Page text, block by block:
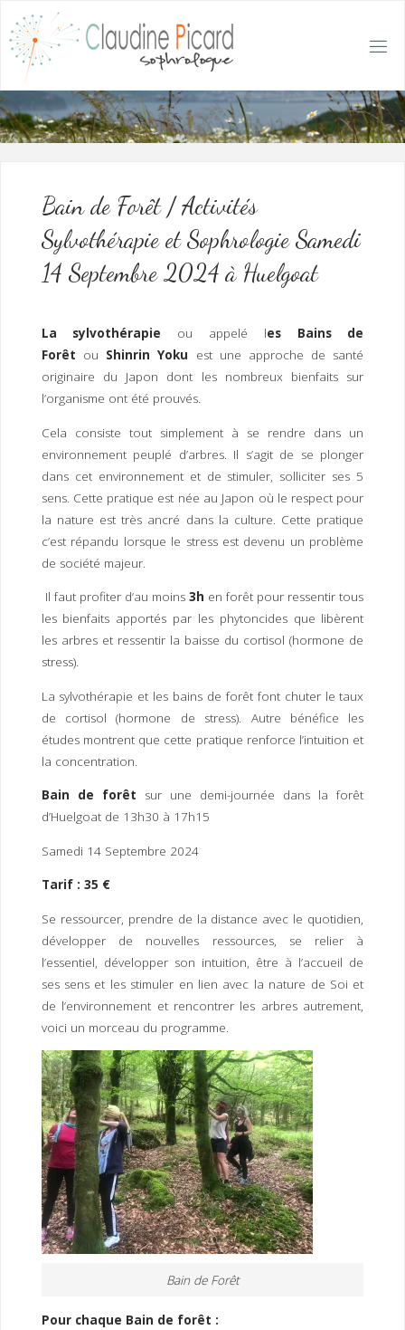
content
DIN
E
CAR
D :
/S
PHR
OL
OG
UE
N
APE
UTE
ER
Bain de Forêt / Activités
Sylvothérapie et Sophrologie Samedi
14 Septembre 2024 à Huelgoat
La sylvothérapie ou appelé les Bains de
Forêt ou Shinrin Yoku est une approche de santé
originaire du Japon dont les nombreux bienfaits sur
l’organisme ont été prouvés.
Cela consiste tout simplement à se rendre dans un
environnement peuplé d’arbres. Il s’agit de se plonger
dans cet environnement et de stimuler, solliciter ses 5
sens. Cette pratique est née au Japon où le respect pour
la nature est très ancré dans la culture. Cette pratique
c’est répandu lorsque le stress est devenu un problème
de société majeur.
Il faut profiter d’au moins3h en forêt pour ressentir tous
les bienfaits apportés par les phytoncides que libèrent
les arbres et ressentir la baisse du cortisol (hormone de
stress).
La sylvothérapie et les bains de forêt font chuter le taux
de cortisol (hormone de stress). Autre bénéfice les
études montrent que cette pratique renforce l’intuition et
la concentration.
Bain de forêt sur une demi-journée dans la forêt
d’Huelgoat de 13h30 à 17h15
Samedi 14 Septembre 2024
Tarif : 35 €
Se ressourcer, prendre de la distance avec le quotidien,
développer de nouvelles ressources, se relier à
l’essentiel, développer son intuition, être à l’accueil de
ses sens et les stimuler en lien avec la nature de Soi et
de l’environnement et rencontrer les arbres autrement,
voici un morceau du programme.
Bain de Forêt
Pour chaque Bain de forêt :